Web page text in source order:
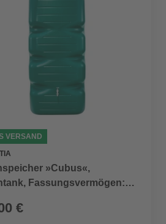
VERSAND
»Cubus«,
Fassungsvermögen:
€